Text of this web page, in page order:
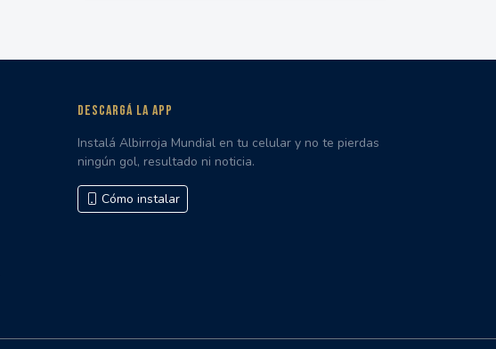
DESCARGÁ LA APP
Instalá Albirroja Mundial en tu celular y no te pierdas
ningún gol, resultado ni noticia.
Cómo instalar